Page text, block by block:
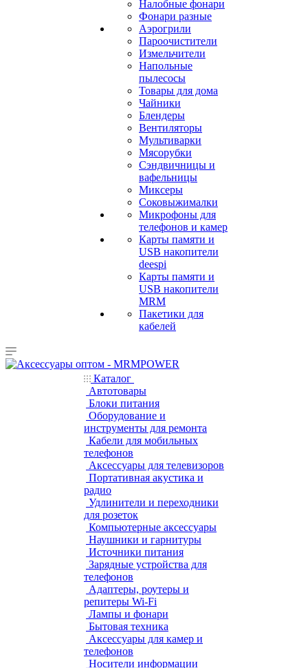
Налобные фонари
Фонари разные
Аэрогрили
Пароочистители
Измельчители
Напольные
пылесосы
Товары для дома
Чайники
Блендеры
Вентиляторы
Мультиварки
Мясорубки
Сэндвичницы и
вафельницы
Миксеры
Соковыжималки
Микрофоны для
телефонов и камер
Карты памяти и
USB накопители
deespi
Карты памяти и
USB накопители
MRM
Пакетики для
кабелей
Каталог
Автотовары
Блоки питания
Оборудование и
инструменты для ремонта
Кабели для мобильных
телефонов
Аксессуары для телевизоров
Портативная акустика и
радио
Удлинители и переходники
для розеток
Компьютерные аксессуары
Наушники и гарнитуры
Источники питания
Зарядные устройства для
телефонов
Адаптеры, роутеры и
репитеры Wi-Fi
Лампы и фонари
Бытовая техника
Аксессуары для камер и
телефонов
Носители информации